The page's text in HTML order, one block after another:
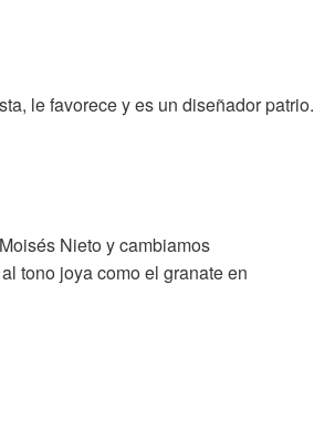
le favorece y es un diseñador patrio.
Nieto y cambiamos
tono joya como el granate en